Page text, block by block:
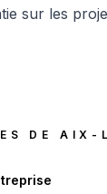
sur les
DE AIX-